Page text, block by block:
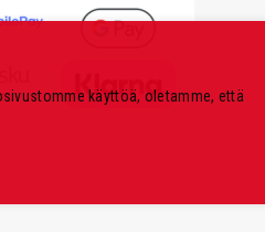
käyttöä, oletamme, että